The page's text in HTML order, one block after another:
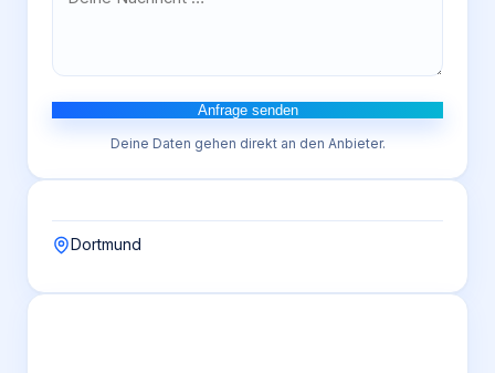
Anfrage senden
Deine Daten gehen direkt an den Anbieter.
Dortmund